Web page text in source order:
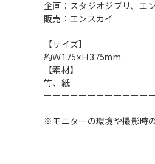
企画：スタジオジブリ、エ
販売：エンスカイ
【サイズ】
約Ｗ175×Ｈ375mm
【素材】
竹、紙
ーーーーーーーーーーーー
※モニターの環境や撮影時